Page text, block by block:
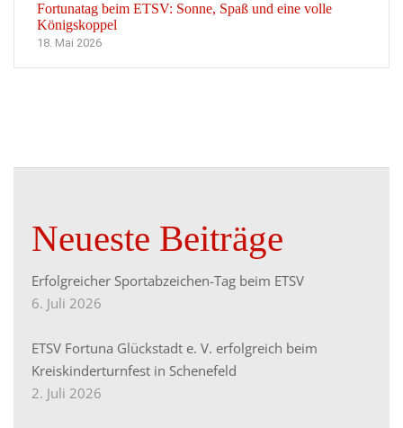
Fortunatag beim ETSV: Sonne, Spaß und eine volle
Königskoppel
18. Mai 2026
Neueste Beiträge
Erfolgreicher Sportabzeichen-Tag beim ETSV
6. Juli 2026
ETSV Fortuna Glückstadt e. V. erfolgreich beim
Kreiskinderturnfest in Schenefeld
2. Juli 2026